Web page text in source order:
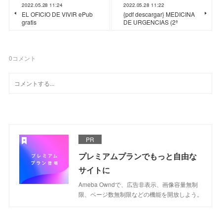
2022.05.28 11:24
EL OFICIO DE VIVIR ePub
gratis
2022.05.28 11:22
{pdf descargar} MEDICINA
DE URGENCIAS (2ª
0コメント
PR
プレミアムプランでもっと自由な
サイトに
Ameba Owndで、広告非表示、画像容量無制
限、ページ数無制限などの機能を開放しよう。